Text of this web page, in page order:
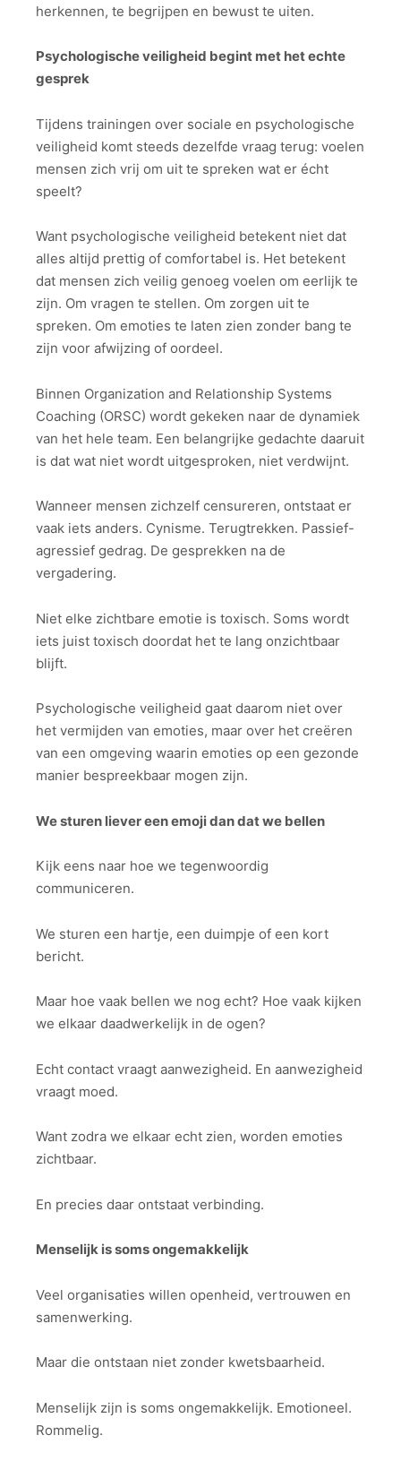
herkennen, te begrijpen en bewust te uiten.
Psychologische veiligheid begint met het echte
gesprek
Tijdens trainingen over sociale en psychologische
veiligheid komt steeds dezelfde vraag terug: voelen
mensen zich vrij om uit te spreken wat er écht
speelt?
Want psychologische veiligheid betekent niet dat
alles altijd prettig of comfortabel is. Het betekent
dat mensen zich veilig genoeg voelen om eerlijk te
zijn. Om vragen te stellen. Om zorgen uit te
spreken. Om emoties te laten zien zonder bang te
zijn voor afwijzing of oordeel.
Binnen Organization and Relationship Systems
Coaching (ORSC) wordt gekeken naar de dynamiek
van het hele team. Een belangrijke gedachte daaruit
is dat wat niet wordt uitgesproken, niet verdwijnt.
Wanneer mensen zichzelf censureren, ontstaat er
vaak iets anders. Cynisme. Terugtrekken. Passief-
agressief gedrag. De gesprekken na de
vergadering.
Niet elke zichtbare emotie is toxisch. Soms wordt
iets juist toxisch doordat het te lang onzichtbaar
blijft.
Psychologische veiligheid gaat daarom niet over
het vermijden van emoties, maar over het creëren
van een omgeving waarin emoties op een gezonde
manier bespreekbaar mogen zijn.
We sturen liever een emoji dan dat we bellen
Kijk eens naar hoe we tegenwoordig
communiceren.
We sturen een hartje, een duimpje of een kort
bericht.
Maar hoe vaak bellen we nog echt? Hoe vaak kijken
we elkaar daadwerkelijk in de ogen?
Echt contact vraagt aanwezigheid. En aanwezigheid
vraagt moed.
Want zodra we elkaar echt zien, worden emoties
zichtbaar.
En precies daar ontstaat verbinding.
Menselijk is soms ongemakkelijk
Veel organisaties willen openheid, vertrouwen en
samenwerking.
Maar die ontstaan niet zonder kwetsbaarheid.
Menselijk zijn is soms ongemakkelijk. Emotioneel.
Rommelig.